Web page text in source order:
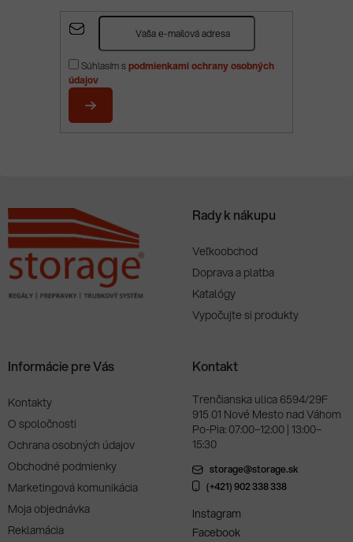
Súhlasím spodmienkami ochrany osobných
údajov
PRIHLÁSIŤ
Rady k nákupu
Veľkoobchod
Doprava a platba
Katalógy
Vypočujte si produkty
Informácie pre Vás
Kontakty
O spoločnosti
Ochrana osobných údajov
Obchodné podmienky
Marketingová komunikácia
Moja objednávka
Reklamácia
Kontakt
Trenčianska ulica 6594/29F
915 01 Nové Mesto nad Váhom
Po-Pia: 07:00–12:00 | 13:00–
15:30
storage@storage.sk
(+421) 902 338 338
Instagram
Facebook